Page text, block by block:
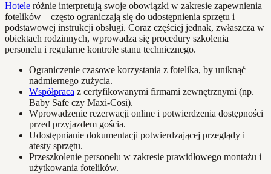
Hotele różnie interpretują swoje obowiązki w zakresie zapewnienia
fotelików – często ograniczają się do udostępnienia sprzętu i
podstawowej instrukcji obsługi. Coraz częściej jednak, zwłaszcza w
obiektach rodzinnych, wprowadza się procedury szkolenia
personelu i regularne kontrole stanu technicznego.
Ograniczenie czasowe korzystania z fotelika, by uniknąć
nadmiernego zużycia.
Współpraca z certyfikowanymi firmami zewnętrznymi (np.
Baby Safe czy Maxi-Cosi).
Wprowadzenie rezerwacji online i potwierdzenia dostępności
przed przyjazdem gościa.
Udostępnianie dokumentacji potwierdzającej przeglądy i
atesty sprzętu.
Przeszkolenie personelu w zakresie prawidłowego montażu i
użytkowania fotelików.